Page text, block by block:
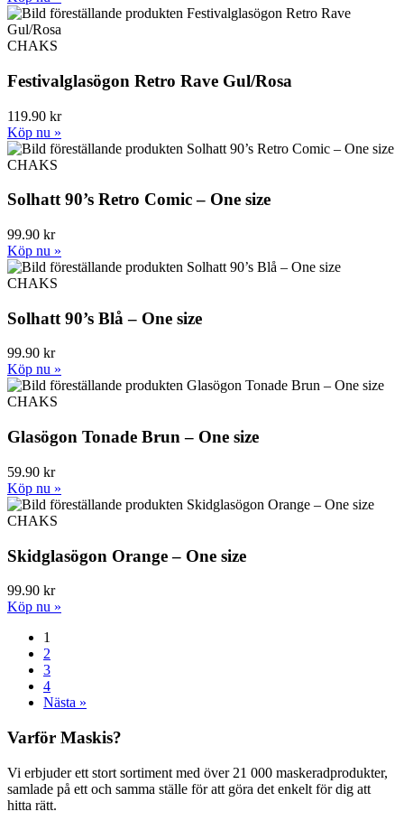
CHAKS
Festivalglasögon Retro Rave Gul/Rosa
119.90 kr
Köp nu »
CHAKS
Solhatt 90’s Retro Comic – One size
99.90 kr
Köp nu »
CHAKS
Solhatt 90’s Blå – One size
99.90 kr
Köp nu »
CHAKS
Glasögon Tonade Brun – One size
59.90 kr
Köp nu »
CHAKS
Skidglasögon Orange – One size
99.90 kr
Köp nu »
1
2
3
4
Nästa »
Varför Maskis?
Vi erbjuder ett stort sortiment med över 21 000 maskeradprodukter,
samlade på ett och samma ställe för att göra det enkelt för dig att
hitta rätt.